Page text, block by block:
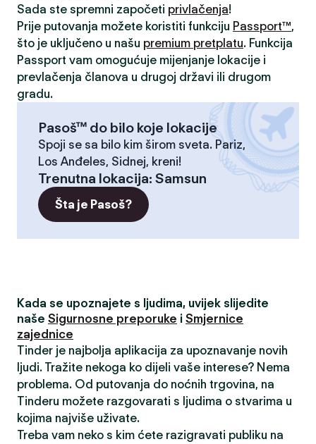
Sada ste spremni započeti privlačenja!
Prije putovanja možete koristiti funkciju Passport™,
što je uključeno u našu premium pretplatu. Funkcija
Passport vam omogućuje mijenjanje lokacije i
prevlačenja članova u drugoj državi ili drugom
gradu.
Pasoš™ do bilo koje lokacije
Spoji se sa bilo kim širom sveta. Pariz,
Los Anđeles, Sidnej, kreni!
Trenutna lokacija: Samsun
Šta je Pasoš?
Kada se upoznajete s ljudima, uvijek slijedite
naše Sigurnosne preporuke i Smjernice
zajednice
Tinder je najbolja aplikacija za upoznavanje novih
ljudi. Tražite nekoga ko dijeli vaše interese? Nema
problema. Od putovanja do noćnih trgovina, na
Tinderu možete razgovarati s ljudima o stvarima u
kojima najviše uživate.
Treba vam neko s kim ćete razigravati publiku na